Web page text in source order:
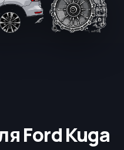
Ford Kuga